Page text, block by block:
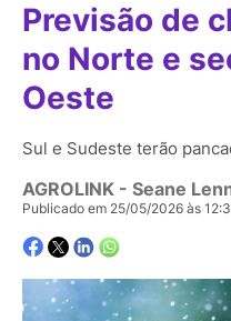
Previsão de
no Norte e
Oeste
Sul e Sudeste terão
AGROLINK - Seane
Publicado em 25/05/2026 às